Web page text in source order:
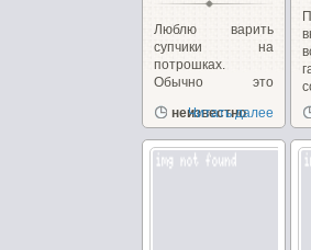
Люблю варить
супчики на
потрошках.
Обычно это
сегодня у меня
неизвестно
Читать далее